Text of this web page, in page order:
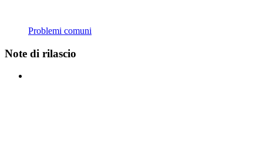
Problemi comuni
Note di rilascio